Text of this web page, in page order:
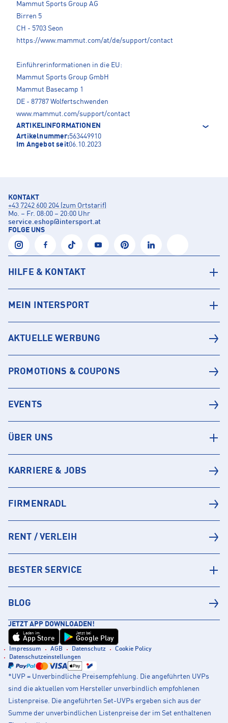
Mammut Sports Group AG
Birren 5
CH - 5703 Seon
https://www.mammut.com/at/de/support/contact
Einführerinformationen in die EU:
Mammut Sports Group GmbH
Mammut Basecamp 1
DE - 87787 Wolfertschwenden
www.mammut.com/support/contact
ARTIKELINFORMATIONEN
Artikelnummer:563449910
Im Angebot seit06.10.2023
KONTAKT
+43 7242 600 204 (zum Ortstarif)
Mo. – Fr. 08:00 – 20:00 Uhr
service.eshop@intersport.at
FOLGE UNS
HILFE & KONTAKT
MEIN INTERSPORT
AKTUELLE WERBUNG
PROMOTIONS & COUPONS
EVENTS
ÜBER UNS
KARRIERE & JOBS
FIRMENRADL
RENT / VERLEIH
BESTER SERVICE
BLOG
JETZT APP DOWNLOADEN!
Laden im
App Store
Jetzt bei
Google Play
Impressum AGB Datenschutz
Cookie Policy
Datenschutzeinstellungen
*UVP = Unverbindliche Preisempfehlung. Die angeführten UVPs
sind die aktuellen vom Hersteller unverbindlich empfohlenen
Listenpreise. Die angeführten Set-UVPs ergeben sich aus der
Summe der unverbindlichen Listenpreise der im Set enthaltenen